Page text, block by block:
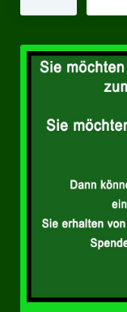
Beiträge